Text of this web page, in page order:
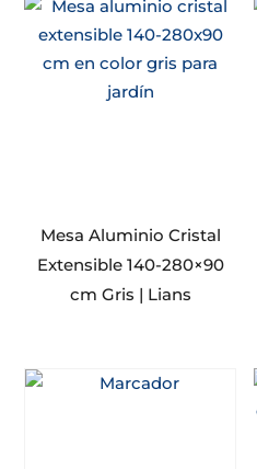
Mesa Aluminio Cristal
Extensible 140-280×90
cm Gris | Lians